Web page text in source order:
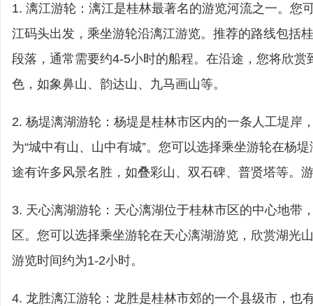
1. 漓江游轮：漓江是桂林最著名的游览河流之一。您
江码头出发，乘坐游轮沿漓江游览。推荐的路线包括
段落，通常需要约4-5小时的船程。在沿途，您将欣赏
色，如象鼻山、韵达山、九马画山等。
2. 杨堤漓湖游轮：杨堤是桂林市区内的一条人工堤岸
为“城中有山、山中有城”。您可以选择乘坐游轮在杨
途有许多风景名胜，如叠彩山、双石碑、普贤塔等。
3. 天心漓湖游轮：天心漓湖位于桂林市区的中心地带
区。您可以选择乘坐游轮在天心漓湖游览，欣赏湖光
游览时间约为1-2小时。
4. 龙胜漓江游轮：龙胜是桂林市郊的一个县级市，也